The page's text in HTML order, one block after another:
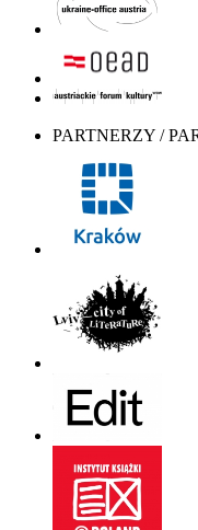
PARTNERZY /